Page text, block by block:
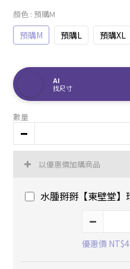
顏色 : 預購M
預購M 預購L 預購XL
AI
找尺寸
數量
以優惠價加購商品
水腫掰掰【東壁堂
優惠價